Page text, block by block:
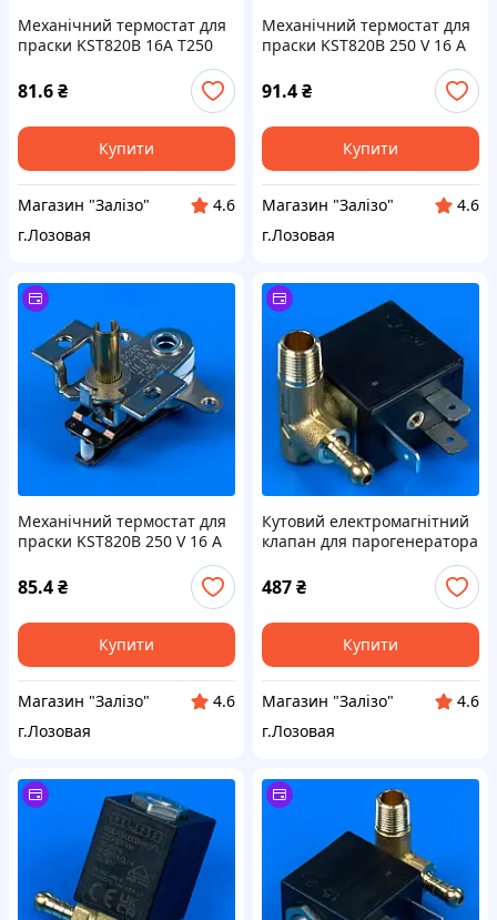
Механічний термостат для
праски KST820B 16A T250
81.6₴
Купити
Магазин "Залізо"
4.6
г.Лозовая
Механічний термостат для
праски KST820B 250 V 16 A
91.4₴
Купити
Магазин "Залізо"
4.6
г.Лозовая
Механічний термостат для
праски KST820B 250 V 16 A
85.4₴
Купити
Магазин "Залізо"
4.6
г.Лозовая
Кутовий електромагнітний
клапан для парогенератора
праски 1/8" (правий вихід)
487₴
Купити
Магазин "Залізо"
4.6
г.Лозовая